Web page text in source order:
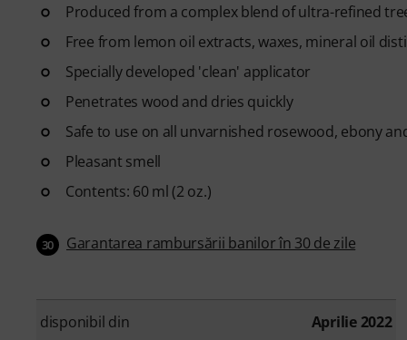
Produced from a complex blend of ultra-refined
Free from lemon oil extracts, waxes, mineral oil
Specially developed 'clean' applicator
Penetrates wood and dries quickly
Safe to use on all unvarnished rosewood, ebony
Pleasant smell
Contents: 60 ml (2 oz.)
30 Garantarea rambursării banilor în 30 de zile
disponibil din Aprilie 2022